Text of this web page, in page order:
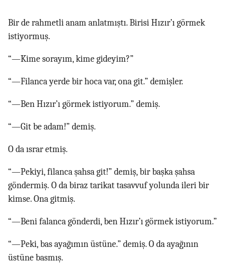
Bir de rahmetli anam anlatmıştı. Birisi Hızır’ı görmek
istiyormuş.
“—Kime sorayım, kime gideyim?”
“—Filanca yerde bir hoca var, ona git.” demişler.
“—Ben Hızır’ı görmek istiyorum.” demiş.
“—Git be adam!” demiş.
O da ısrar etmiş.
“—Pekiyi, filanca şahsa git!” demiş, bir başka şahsa
göndermiş. O da biraz tarikat tasavvuf yolunda ileri bir
kimse. Ona gitmiş.
“—Beni falanca gönderdi, ben Hızır’ı görmek istiyorum.”
“—Peki, bas ayağımın üstüne.” demiş. O da ayağının
üstüne basmış.